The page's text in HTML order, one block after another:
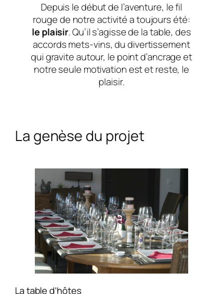
Depuis le début de l’aventure, le fil
rouge de notre activité a toujours été:
le plaisir. Qu’il s’agisse de la table, des
accords mets-vins, du divertissement
qui gravite autour, le point d’ancrage et
notre seule motivation est et reste, le
plaisir.
La genèse du projet
La table d’hôtes